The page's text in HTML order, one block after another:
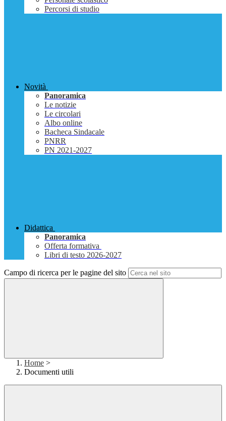
Percorsi di studio
Novità
Panoramica
Le notizie
Le circolari
Albo online
Bacheca Sindacale
PNRR
PN 2021-2027
Didattica
Panoramica
Offerta formativa
Libri di testo 2026-2027
Campo di ricerca per le pagine del sito
Home >
Documenti utili